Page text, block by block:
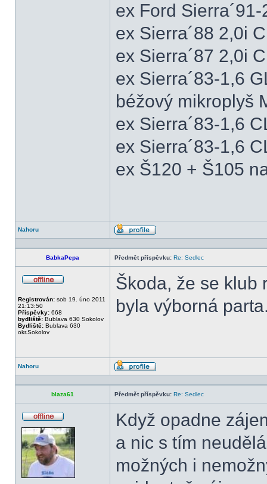
ex Ford
ex Sierra´88 2,0i
ex Sierra´87 2,0i
ex Sierra´83-1,6
béžový mikroplyš
ex Sierra´83-1,6
ex Sierra´83-1,6
ex Š120 + Š105
Nahoru
Profil
BabkaPepa Předmět příspěvku: Re: Sedlec
Registrován: sob 19. úno 2011
21:13:50
Příspěvky: 668
bydliště: Bublava 630 Sokolov
Bydliště: Bublava 630
okr.Sokolov
Škoda, že se klub
byla výborná
Nahoru
Profil
blaza61 Předmět příspěvku: Re: Sedlec
Když opadne
a nic s tím
možných i